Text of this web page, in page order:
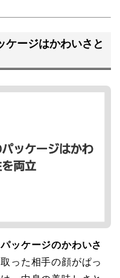
ケージはかわいさと
ッケージのかわいさ
った相手の顔がぱっ